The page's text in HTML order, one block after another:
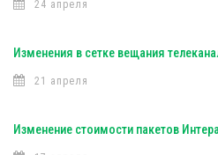
24 апреля
Изменения в сетке вещания
21 апреля
Изменение стоимости пакетов